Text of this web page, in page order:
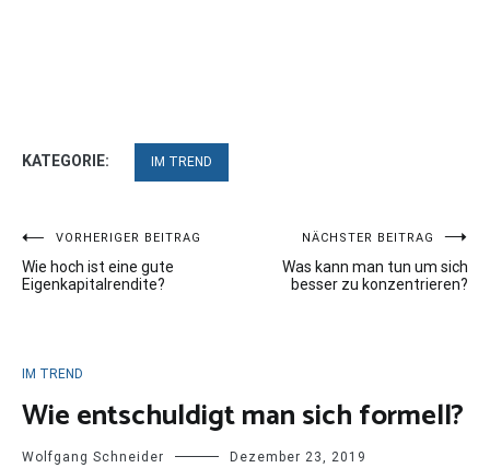
KATEGORIE: IM TREND
Beitragsnavigation
VORHERIGER BEITRAG
Wie hoch ist eine gute
Eigenkapitalrendite?
NÄCHSTER BEITRAG
Was kann man tun um sich
besser zu konzentrieren?
IM TREND
Wie entschuldigt man sich formell?
Wolfgang Schneider Dezember 23, 2019